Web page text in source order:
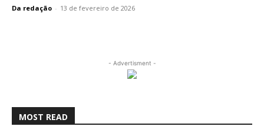
Da redação - 13 de fevereiro de 2026
- Advertisment -
MOST READ